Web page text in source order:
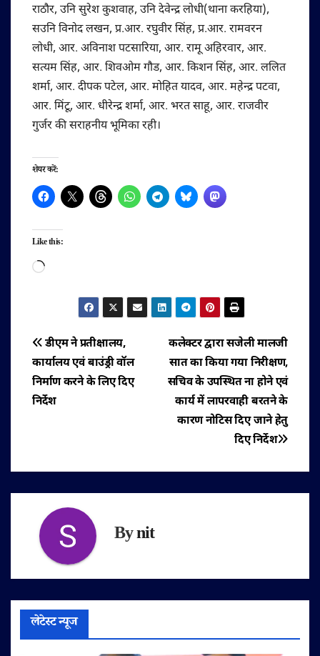
राठौर, उनि सुरेश कुशवाह, उनि देवेन्द्र लोधी(थाना करहिया),
सउनि विनोद लखन, प्र.आर. रघुवीर सिंह, प्र.आर. रामवरन
लोधी, आर. अविनाश पटसारिया, आर. रामू अहिरवार, आर.
सत्यम सिंह, आर. शिवओम गौड, आर. किशन सिंह, आर. ललित
शर्मा, आर. दीपक पटेल, आर. मोहित यादव, आर. महेन्द्र पटवा,
आर. मिंटू, आर. धीरेन्द्र शर्मा, आर. भरत साहू, आर. राजवीर
गुर्जर की सराहनीय भूमिका रही।
शेयर करें:
Like this:
Loading…
पोस्ट
नेविगेशन
कलेक्टर द्वारा सजेली मालजी
सात का किया गया निरीक्षण,
सचिव के उपस्थित ना होने एवं
कार्य में लापरवाही बरतने के
कारण नोटिस दिए जाने हेतु
दिए निर्देश
डीएम ने प्रतीक्षालय,
कार्यालय एवं बाउंड्री वॉल
निर्माण करने के लिए दिए
निर्देश
Bynit
लेटेस्ट न्यूज